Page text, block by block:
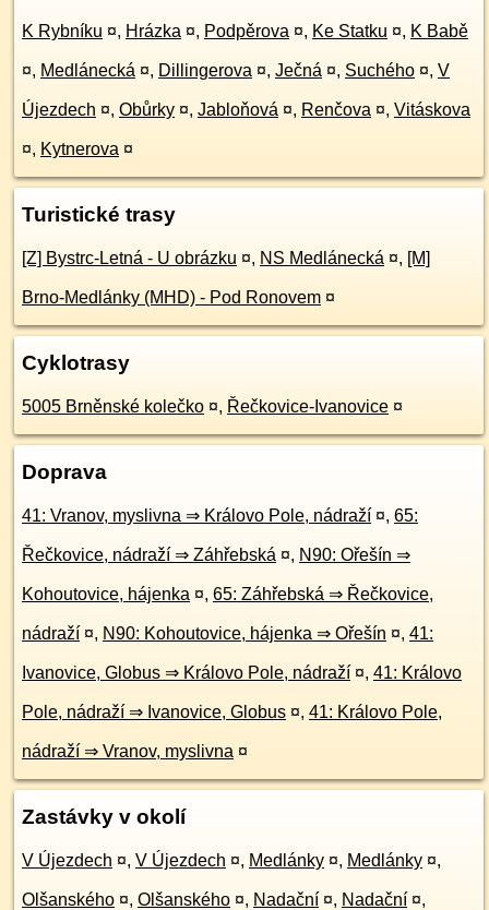
K Rybníku ¤, Hrázka ¤, Podpěrova ¤, Ke Statku ¤, K Babě
¤, Medlánecká ¤, Dillingerova ¤, Ječná ¤, Suchého ¤, V
Újezdech ¤, Obůrky ¤, Jabloňová ¤, Renčova ¤, Vitáskova
¤, Kytnerova ¤
Turistické trasy
[Z] Bystrc-Letná - U obrázku ¤, NS Medlánecká ¤, [M]
Brno-Medlánky (MHD) - Pod Ronovem ¤
Cyklotrasy
5005 Brněnské kolečko ¤, Řečkovice-Ivanovice ¤
Doprava
41: Vranov, myslivna ⇒ Královo Pole, nádraží ¤, 65:
Řečkovice, nádraží ⇒ Záhřebská ¤, N90: Ořešín ⇒
Kohoutovice, hájenka ¤, 65: Záhřebská ⇒ Řečkovice,
nádraží ¤, N90: Kohoutovice, hájenka ⇒ Ořešín ¤, 41:
Ivanovice, Globus ⇒ Královo Pole, nádraží ¤, 41: Královo
Pole, nádraží ⇒ Ivanovice, Globus ¤, 41: Královo Pole,
nádraží ⇒ Vranov, myslivna ¤
Zastávky v okolí
V Újezdech ¤, V Újezdech ¤, Medlánky ¤, Medlánky ¤,
Olšanského ¤, Olšanského ¤, Nadační ¤, Nadační ¤,